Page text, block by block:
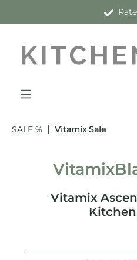
SALE % | Vitamix Sale
Vitamix